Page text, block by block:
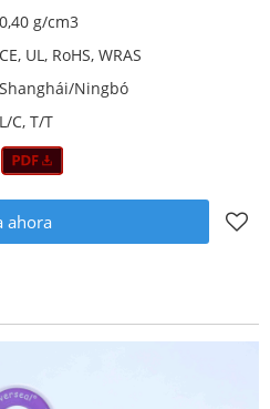
0,40 g/cm3
CE, UL, RoHS, WRAS
Shanghái/Ningbó
L/C, T/T
ahora